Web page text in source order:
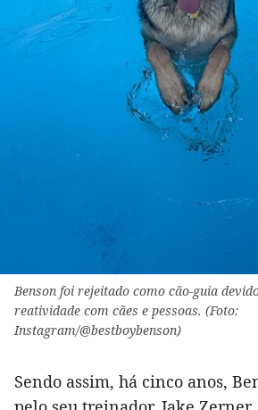
Benson foi rejeitado como cão-guia
reatividade com cães e pessoas. (Foto:
Instagram/@bestboybenson)
Sendo assim, há cinco anos,